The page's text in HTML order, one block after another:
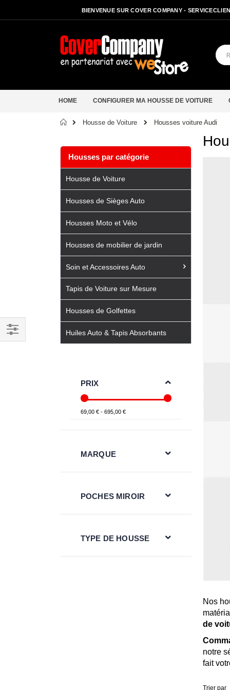
BIENVENUE SUR COVER COMPANY -
HOME CONFIGURER MA HOUSSE DE VOITURE
Accueil
Housse de Voiture Housses voiture Audi
Nos
de
notre
fait
Trier par
Housses par catégorie
Housse de Voiture
Housses de Sièges Auto
Housses Moto et Vélo
Housses de mobilier de jardin
Soin et Accessoires Auto
Tapis de Voiture sur Mesure
Housses de Golfettes
Huiles Auto & Tapis Absorbants
Filtrer
PRIX
69,00 € - 695,00 €
MARQUE
POCHES MIROIR
TYPE DE HOUSSE